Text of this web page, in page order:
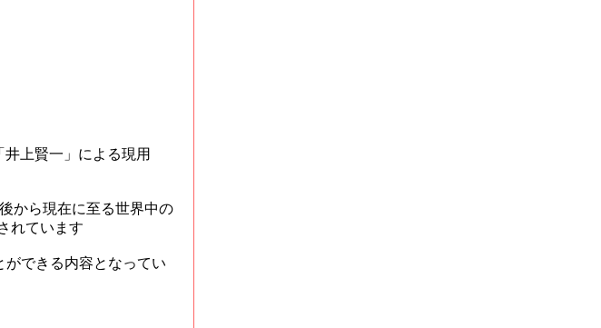
上賢一」による現用
から現在に至る世界中の
れています
できる内容となってい